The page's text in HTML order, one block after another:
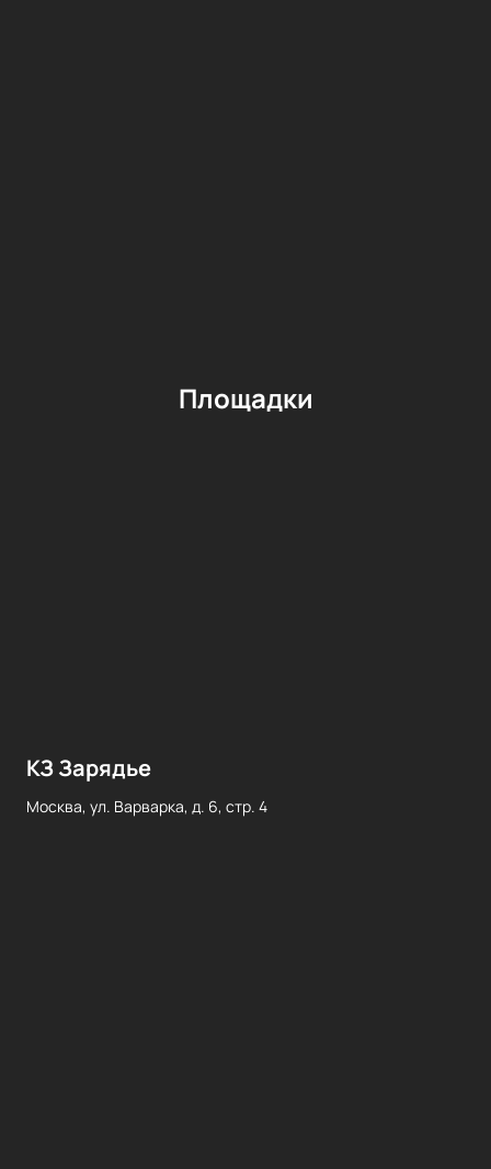
Площадки
КЗ Зарядье
Москва, ул. Варварка, д. 6, стр. 4